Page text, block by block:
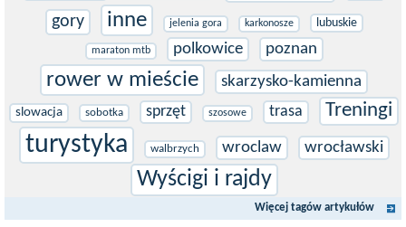
gory inne jelenia gora karkonosze lubuskie
maraton mtb polkowice poznan
rower w mieście skarzysko-kamienna
slowacja sobotka sprzęt szosowe trasa Treningi
turystyka walbrzych wroclaw wrocławski
Wyścigi i rajdy
Więcej tagów artykułów